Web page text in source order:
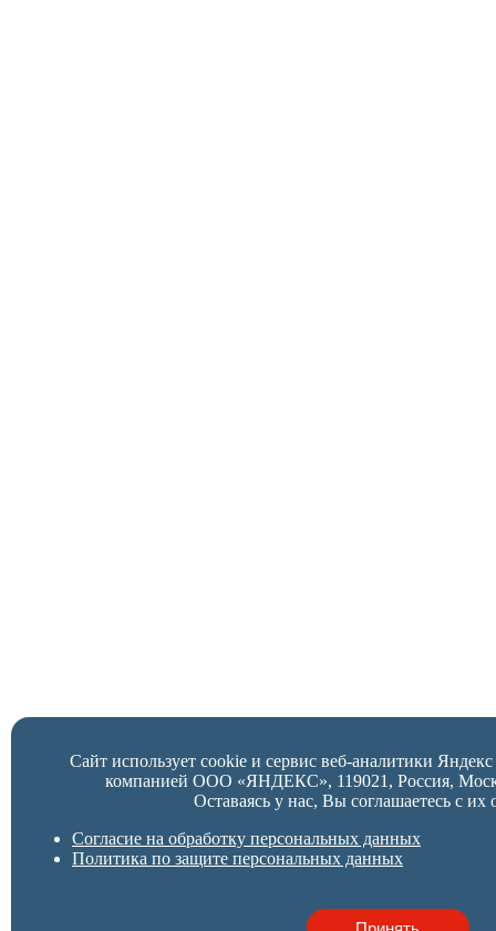
Сайт использует cookie и сервис веб-аналитики
компанией ООО «ЯНДЕКС», 119021, Россия,
Оставаясь у нас, Вы соглашаетесь с их
Согласие на обработку персональных данных
Политика по защите персональных данных